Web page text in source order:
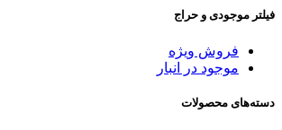
فیلتر موجودی و حراج
فروش ویژه
موجود در انبار
دسته‌های محصولات